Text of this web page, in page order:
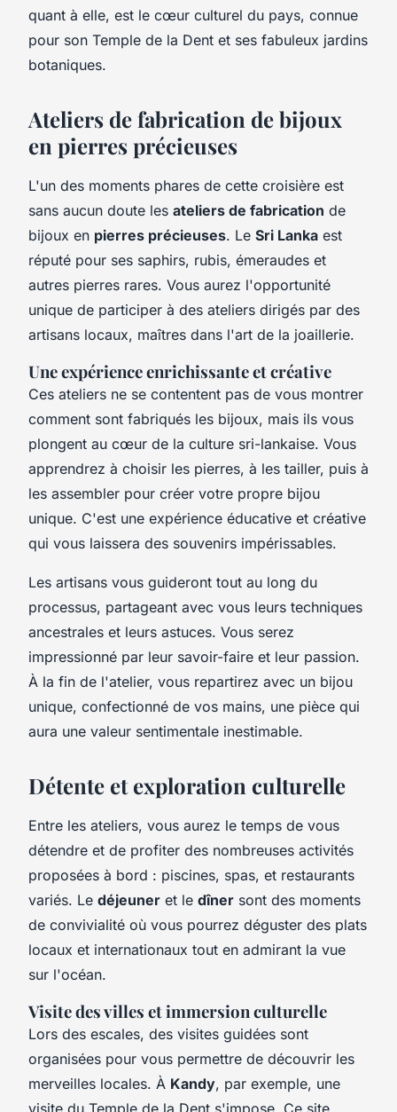
quant à elle, est le cœur culturel du pays, connue
pour son Temple de la Dent et ses fabuleux jardins
botaniques.
Ateliers de fabrication de bijoux
en pierres précieuses
L'un des moments phares de cette croisière est
sans aucun doute les ateliers de fabrication de
bijoux en pierres précieuses. Le Sri Lanka est
réputé pour ses saphirs, rubis, émeraudes et
autres pierres rares. Vous aurez l'opportunité
unique de participer à des ateliers dirigés par des
artisans locaux, maîtres dans l'art de la joaillerie.
Une expérience enrichissante et créative
Ces ateliers ne se contentent pas de vous montrer
comment sont fabriqués les bijoux, mais ils vous
plongent au cœur de la culture sri-lankaise. Vous
apprendrez à choisir les pierres, à les tailler, puis à
les assembler pour créer votre propre bijou
unique. C'est une expérience éducative et créative
qui vous laissera des souvenirs impérissables.
Les artisans vous guideront tout au long du
processus, partageant avec vous leurs techniques
ancestrales et leurs astuces. Vous serez
impressionné par leur savoir-faire et leur passion.
À la fin de l'atelier, vous repartirez avec un bijou
unique, confectionné de vos mains, une pièce qui
aura une valeur sentimentale inestimable.
Détente et exploration culturelle
Entre les ateliers, vous aurez le temps de vous
détendre et de profiter des nombreuses activités
proposées à bord : piscines, spas, et restaurants
variés. Le déjeuner et le dîner sont des moments
de convivialité où vous pourrez déguster des plats
locaux et internationaux tout en admirant la vue
sur l'océan.
Visite des villes et immersion culturelle
Lors des escales, des visites guidées sont
organisées pour vous permettre de découvrir les
merveilles locales. À Kandy, par exemple, une
visite du Temple de la Dent s'impose. Ce site